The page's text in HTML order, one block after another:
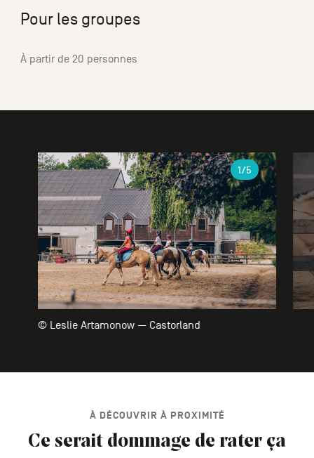
Pour les groupes
À partir de 20 personnes
Galerie
© Leslie Artamonow — Castorland
1/5
À DÉCOUVRIR À PROXIMITÉ
Ce serait dommage de rater ça